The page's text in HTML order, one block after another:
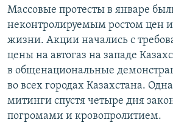
Массовые протесты в январе
неконтролируемым ростом цен
жизни. Акции начались с
цены на автогаз на западе
в общенациональные
во всех городах Казахстана.
митинги спустя четыре дня
погромами и кровопролитием.